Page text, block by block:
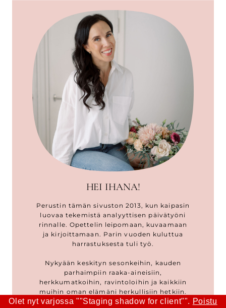
HEI IHANA!
Perustin tämän sivuston 2013, kun kaipasin
luovaa tekemistä analyyttisen päivätyöni
rinnalle. Opettelin leipomaan, kuvaamaan
ja kirjoittamaan. Parin vuoden kuluttua
harrastuksesta tuli työ.
Nykyään keskityn sesonkeihin, kauden
parhaimpiin raaka-aineisiin,
herkkumatkoihin, ravintoloihin ja kaikkiin
muihin oman elämäni herkullisiin hetkiin.
Somesta löydät minut @anninuunissa.
Olet nyt varjossa ""Staging shadow for client"". Poistu